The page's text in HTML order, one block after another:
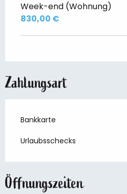
Week-end (Wohnung)
830,00 €
Zahlungsart
Bankkarte
Urlaubsschecks
Öffnungszeiten